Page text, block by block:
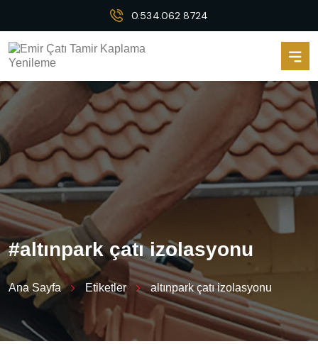
0.534.062 8724
#altınpark çatı izolasyonu
Ana Sayfa Etiketler altınpark çatı izolasyonu